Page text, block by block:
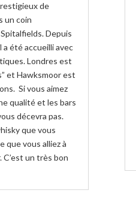
de
un coin
Depuis
été accueilli avec
Londres est
et Hawksmoor est
Si vous aimez
qualité et les bars
décevra pas.
que vous
que vous alliez à
un très bon